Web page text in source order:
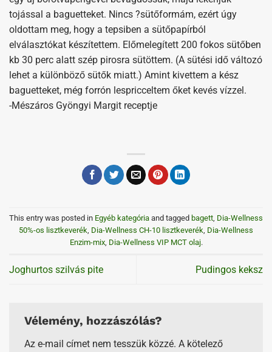
tojással a baguetteket. Nincs ?sütőformám, ezért úgy
oldottam meg, hogy a tepsiben a sütőpapírból
elválasztókat készítettem. Előmelegített 200 fokos sütőben
kb 30 perc alatt szép pirosra sütöttem. (A sütési idő változó
lehet a különböző sütők miatt.) Amint kivettem a kész
baguetteket, még forrón lespricceltem őket kevés vízzel.
-Mészáros Gyöngyi Margit receptje
This entry was posted in Egyéb kategória and tagged bagett Dia-Wellness
50%-os lisztkeverék Dia-Wellness CH-10 lisztkeverék Dia-Wellness
Enzim-mix, Dia-Wellness VIP MCT olaj.
Joghurtos szilvás pite Pudingos keksz
Vélemény, hozzászólás?
Az e-mail címet nem tesszük közzé. A kötelező